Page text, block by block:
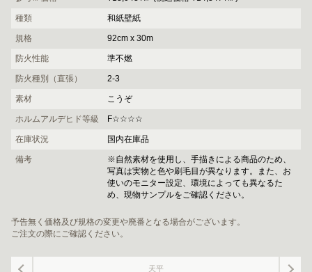
種類 和紙壁紙
規格 92cm x 30m
防火性能 準不燃
防火種別（直張） 2-3
素材 こうぞ
ホルムアルデヒド等級 F☆☆☆☆
在庫状況 国内在庫品
備考
※自然素材を使用し、手描きによる商品のため、
写真は実物と色や刷毛目が異なります。また、お
使いのモニター設定、環境によっても異なるた
め、現物サンプルをご確認ください。
予告無く価格及び規格の変更や廃番となる場合がございます。
ご注文の際にご確認ください。
天平